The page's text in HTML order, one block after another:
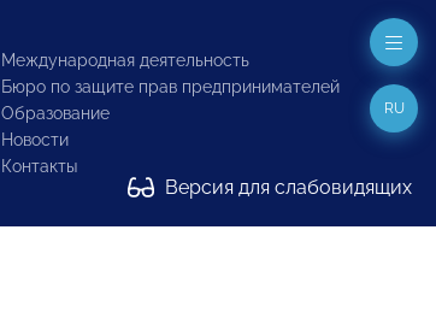
Международная деятельность
Бюро по защите прав предпринимателей
Образование
Новости
Контакты
Версия для слабовидящих
RU